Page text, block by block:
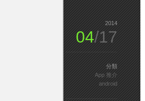
2014
04/17
分類
App 推介
android